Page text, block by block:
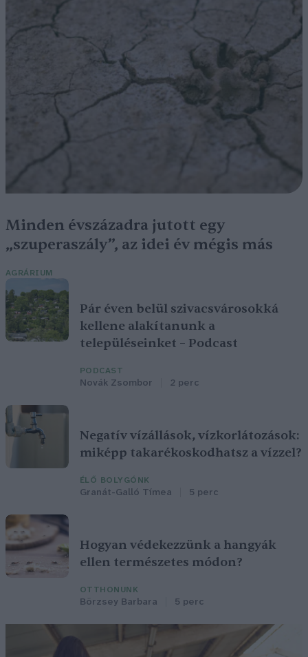
Minden évszázadra jutott egy
„szuperaszály”, az idei év mégis más
AGRÁRIUM
Pár éven belül szivacsvárosokká
kellene alakítanunk a
településeinket – Podcast
PODCAST
Novák Zsombor 2 perc
Negatív vízállások, vízkorlátozások:
miképp takarékoskodhatsz a vízzel?
ÉLŐ BOLYGÓNK
Granát-Galló Tímea 5 perc
Hogyan védekezzünk a hangyák
ellen természetes módon?
OTTHONUNK
Börzsey Barbara 5 perc